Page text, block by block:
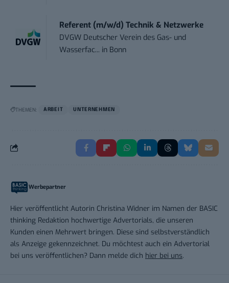
Referent (m/w/d) Technik & Netzwerke
DVGW Deutscher Verein des Gas- und
Wasserfac... in Bonn
THEMEN: ARBEIT UNTERNEHMEN
Werbepartner
Hier veröffentlicht Autorin Christina Widner im Namen der BASIC
thinking Redaktion hochwertige Advertorials, die unseren
Kunden einen Mehrwert bringen. Diese sind selbstverständlich
als Anzeige gekennzeichnet. Du möchtest auch ein Advertorial
bei uns veröffentlichen? Dann melde dich hier bei uns.